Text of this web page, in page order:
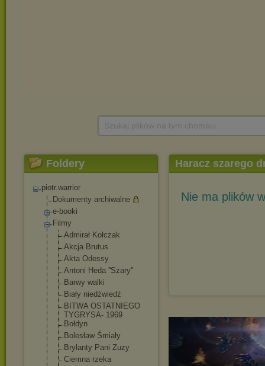
Foldery
piotr.warrior
Dokumenty archiwalne
e-booki
Filmy
Admirał Kołczak
Akcja Brutus
Akta Odessy
Antoni Heda ''Szary''
Barwy walki
Biały niedźwiedź
BITWA OSTATNIEGO
TYGRYSA- 1969
Bołdyn
Bolesław Śmiały
Brylanty Pani Zuzy
Ciemna rzeka
Haracz szarego
Nie ma plików